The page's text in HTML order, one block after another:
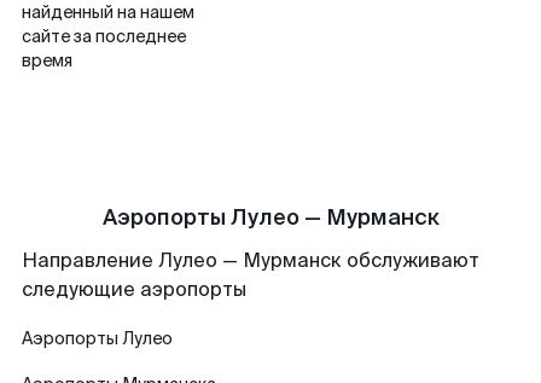
найденный на нашем
сайте за последнее
время
Аэропорты Лулео — Мурманск
Направление Лулео — Мурманск обслуживают
следующие аэропорты
Аэропорты Лулео